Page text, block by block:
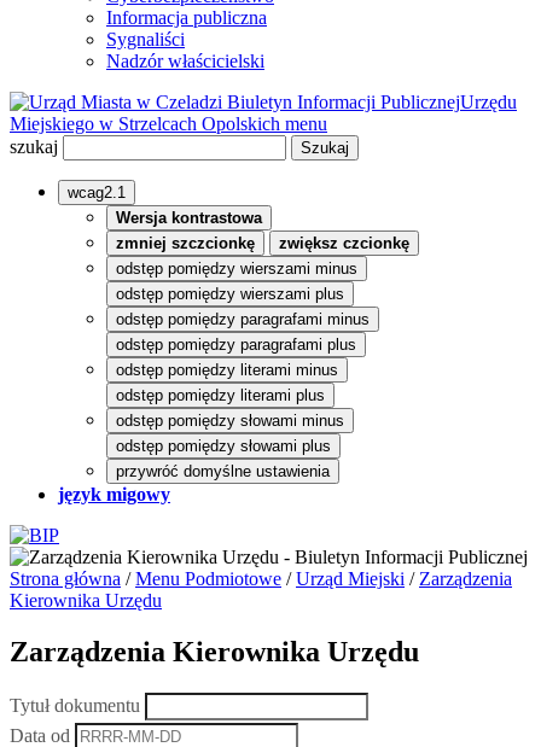
Informacja publiczna
Sygnaliści
Nadzór właścicielski
Biuletyn Informacji PublicznejUrzędu
Miejskiego w Strzelcach Opolskich menu
szukaj
wcag2.1
Wersja kontrastowa
zmniej szczcionkę
zwiększ czcionkę
odstęp pomiędzy wierszami minus
odstęp pomiędzy wierszami plus
odstęp pomiędzy paragrafami minus
odstęp pomiędzy paragrafami plus
odstęp pomiędzy literami minus
odstęp pomiędzy literami plus
odstęp pomiędzy słowami minus
odstęp pomiędzy słowami plus
przywróć domyślne ustawienia
język migowy
Strona główna /Menu Podmiotowe /Urząd Miejski / Zarządzenia
Kierownika Urzędu
Zarządzenia Kierownika Urzędu
Tytuł dokumentu
Data od